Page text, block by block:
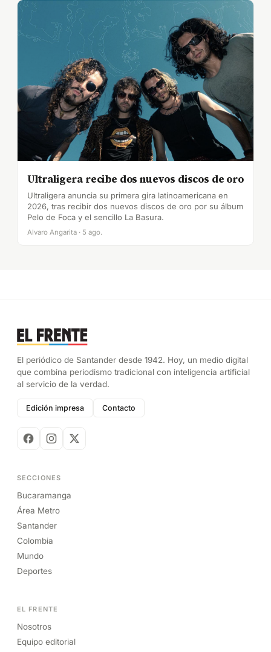
Ultraligera recibe dos nuevos discos de oro
Ultraligera anuncia su primera gira latinoamericana en
2026, tras recibir dos nuevos discos de oro por su álbum
Pelo de Foca y el sencillo La Basura.
Alvaro Angarita · 5 ago.
El periódico de Santander desde 1942. Hoy, un medio digital
que combina periodismo tradicional con inteligencia artificial
al servicio de la verdad.
Edición impresa Contacto
SECCIONES
Bucaramanga
Área Metro
Santander
Colombia
Mundo
Deportes
EL FRENTE
Nosotros
Equipo editorial